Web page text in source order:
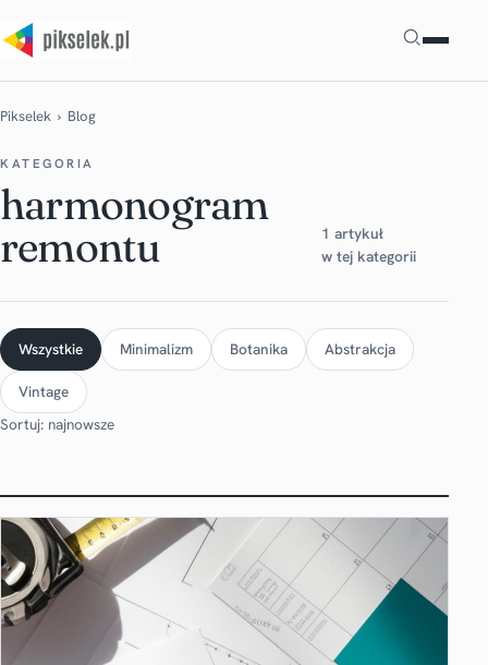
Szukaj
Pikselek › Blog
KATEGORIA
harmonogram
remontu
1 artykuł
w tej kategorii
Wszystkie Minimalizm Botanika Abstrakcja
Vintage
Sortuj: najnowsze